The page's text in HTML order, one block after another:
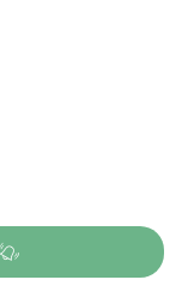
упругой и